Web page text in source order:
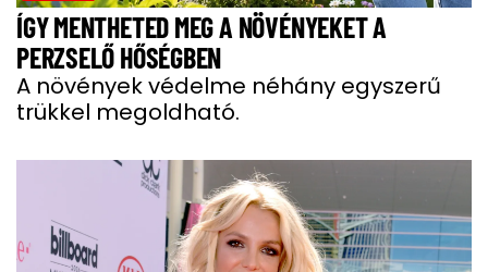
ÍGY MENTHETED MEG A NÖVÉNYEKET A
PERZSELŐ HŐSÉGBEN
A növények védelme néhány egyszerű
trükkel megoldható.